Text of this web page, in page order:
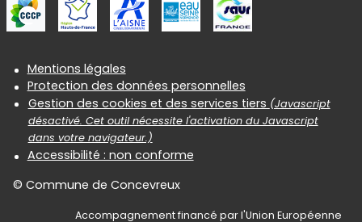
Informations réglementaires
Mentions légales
Protection des données personnelles
Gestion des cookies et des services tiers (Javascript
désactivé. Cet outil nécessite l'activation du Javascript
dans votre navigateur.)
Accessibilité : non conforme
© Commune de Concevreux
Accompagnement financé par l'Union Européenne